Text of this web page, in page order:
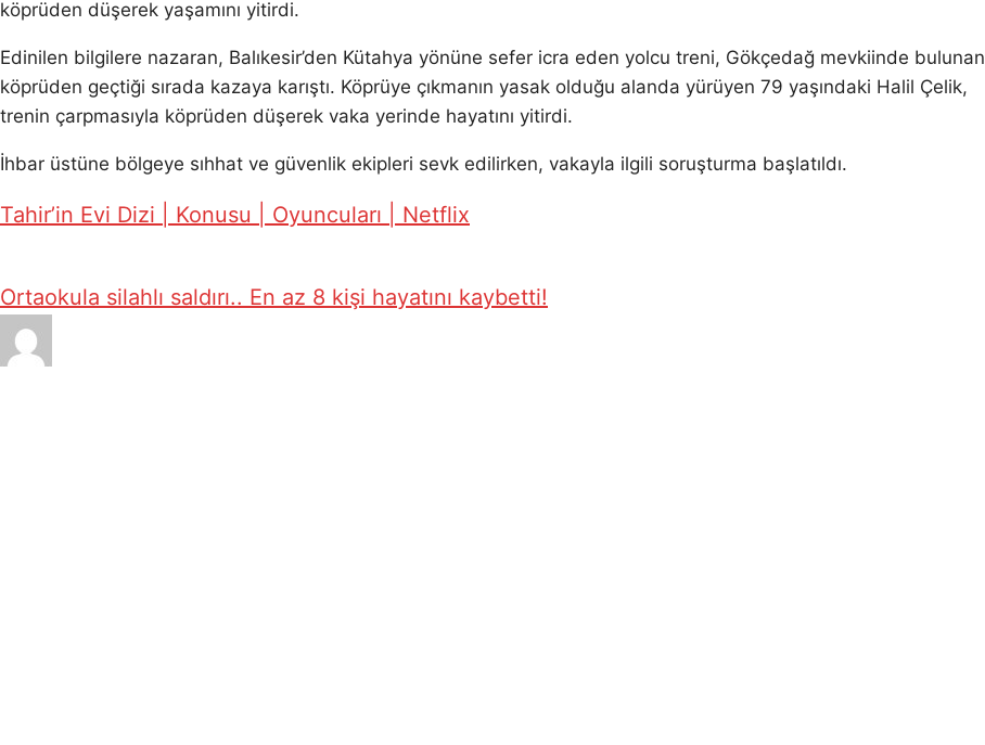
köprüden düşerek yaşamını yitirdi.
Edinilen bilgilere nazaran, Balıkesir’den Kütahya yönüne sefer icra eden yolcu treni, Gökçedağ mevkiinde bulunan
köprüden geçtiği sırada kazaya karıştı. Köprüye çıkmanın yasak olduğu alanda yürüyen 79 yaşındaki Halil Çelik,
trenin çarpmasıyla köprüden düşerek vaka yerinde hayatını yitirdi.
İhbar üstüne bölgeye sıhhat ve güvenlik ekipleri sevk edilirken, vakayla ilgili soruşturma başlatıldı.
Tahir’in Evi Dizi | Konusu | Oyuncuları | Netflix
Ortaokula silahlı saldırı.. En az 8 kişi hayatını kaybetti!